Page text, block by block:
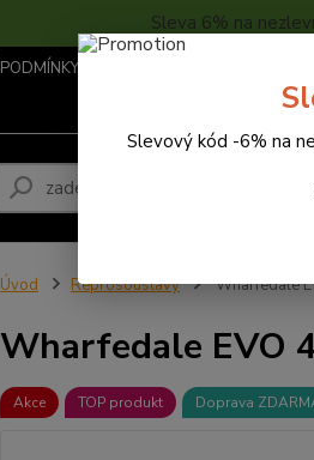
Sleva 6% na
...
Úvod Reprosoustavy Wharfedale
Wharfedale EVO
Akce TOP produkt Doprava
Slevový kód -6% na